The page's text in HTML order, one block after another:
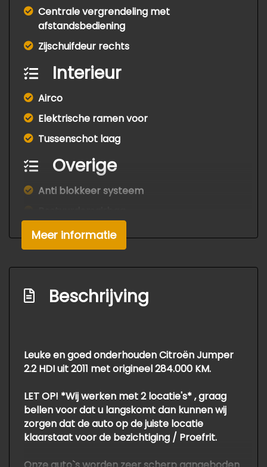
Centrale vergrendeling met
afstandsbediening
Zijschuifdeur rechts
Interieur
Airco
Elektrische ramen voor
Tussenschot laag
Overige
Anti blokkeer systeem
Meer informatie
Beschrijving
Leuke en goed onderhouden Citroën Jumper
2.2 HDI uit 2011 met origineel 284.000 KM.
LET OP! *Wij werken met 2 locatie's* , graag
bellen voor dat u langskomt dan kunnen wij
zorgen dat de auto op de juiste locatie
klaarstaat voor de bezichtiging / Proefrit.